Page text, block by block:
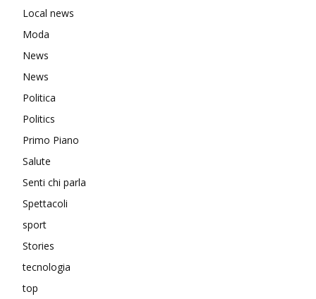
Local news
Moda
News
News
Politica
Politics
Primo Piano
Salute
Senti chi parla
Spettacoli
sport
Stories
tecnologia
top